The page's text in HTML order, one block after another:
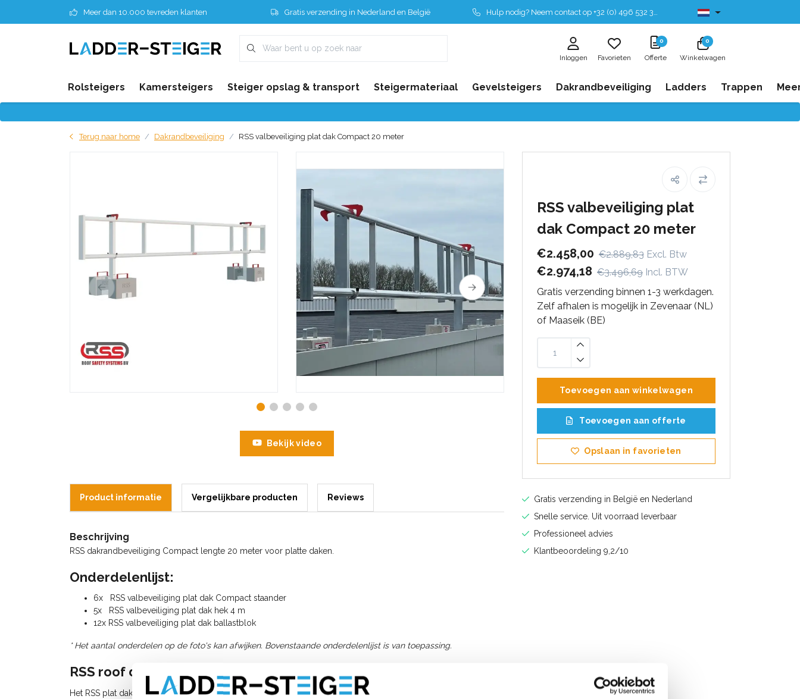
Meer dan 10.000 tevreden klanten Gratis verzending in Nederland en België Hulp nodig? Neem contact op +32 (0) 496 532 330 Leverbaar uit voorraad
Inloggen Favorieten
0
Offerte
0
Winkelwagen
Rolsteigers Kamersteigers Steiger opslag & transport Steigermateriaal Gevelsteigers Dakrandbeveiliging Ladders Trappen
Terug naar home Dakrandbeveiliging RSS valbeveiliging plat dak Compact 20 meter
RSS valbeveiliging plat
dak Compact 20 meter
€2.458,00 €2.889,83 Excl. Btw
€2.974,18 €3.496,69 Incl. BTW
Gratis verzending binnen 1-3 werkdagen.
Zelf afhalen is mogelijk in Zevenaar (NL)
of Maaseik (BE)
Toevoegen aan winkelwagen
Toevoegen aan offerte
Opslaan in favorieten
Gratis verzending in België en Nederland
Snelle service. Uit voorraad leverbaar
Professioneel advies
Klantbeoordeling 9,2/10
Bekijk video
Product informatie Vergelijkbare producten Reviews
Beschrijving
RSS dakrandbeveiliging Compact lengte 20 meter voor platte daken.
Onderdelenlijst:
6x RSS valbeveiliging plat dak Compact staander
5x RSS valbeveiliging plat dak hek 4 m
12x RSS valbeveiliging plat dak ballastblok
* Het aantal onderdelen op de foto's kan afwijken. Bovenstaande onderdelenlijst is van toepassing.
RSS roof dakrandbeveiliging plat dak Compact
Het RSS plat dak Compact systeem (60 cm) is een nieuw ontwikkeld collectief plat dak